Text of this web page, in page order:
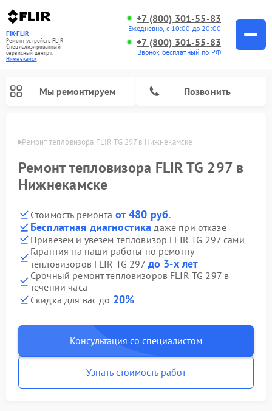
FIX-FLIR
Ремонт устройств FLIR
Специализированный
cервисный центр г.
Нижнекамск
+7 (800) 301-55-83
Ежедневно, с 10:00 до 20:00
+7 (800) 301-55-83
Звонок бесплатный по РФ
Мы ремонтируем Позвонить
Ремонт тепловизора FLIR TG 297 в Нижнекамске
Ремонт тепловизора FLIR TG 297 в
Нижнекамске
Стоимость ремонта от 480 руб.
Бесплатная диагностика даже при отказе
Привезем и увезем тепловизор FLIR TG 297 сами
Гарантия на наши работы по ремонту
тепловизоров FLIR TG 297 до 3-х лет
Срочный ремонт тепловизоров FLIR TG 297 в
течении часа
Скидка для вас до 20%
Консультация со специалистом
Узнать стоимость работ